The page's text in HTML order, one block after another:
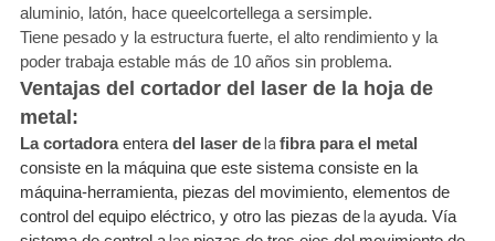
aluminio, latón, hace queelcortellega a sersimple.
Tiene pesado y la estructura fuerte, el alto rendimiento y la
poder trabaja estable más de 10 años sin problema.
Ventajas del cortador del laser de la hoja de
metal:
La cortadora entera del laser delafibra para el metal
consiste en la máquina que este sistema consiste en la
máquina-herramienta, piezas del movimiento, elementos de
control del equipo eléctrico, y otro las piezas delaayuda. Vía